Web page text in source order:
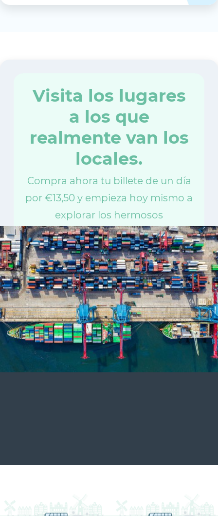
Visita los lugares
a los que
realmente van los
locales.
Compra ahora tu billete de un día
por €13,50 y empieza hoy mismo a
explorar los hermosos
alrededores de Ámsterdam. Viaja
sin límites y a tu propio ritmo.
Comienza tu excursión
Entrega directa por correo electrónico o
smartphone. Válido todo el día.